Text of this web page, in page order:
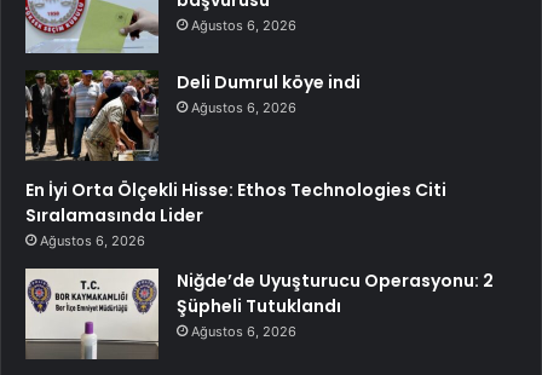
Ağustos 6, 2026
Deli Dumrul köye indi
Ağustos 6, 2026
En İyi Orta Ölçekli Hisse: Ethos Technologies Citi
Sıralamasında Lider
Ağustos 6, 2026
Niğde’de Uyuşturucu Operasyonu: 2
Şüpheli Tutuklandı
Ağustos 6, 2026